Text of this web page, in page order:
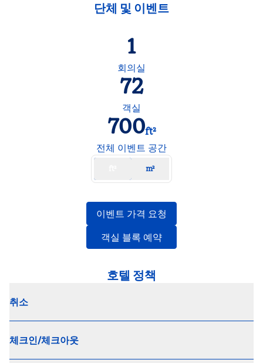
단체 및 이벤트
1
회의실
72
객실
700ft²
ft²
전체 이벤트 공간
m²
이벤트 가격 요청
객실 블록 예약,
호텔 정책
취소
체크인/체크아웃